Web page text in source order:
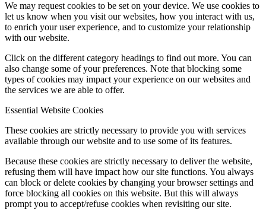
We may request cookies to be set on your device. We use cookies to
let us know when you visit our websites, how you interact with us,
to enrich your user experience, and to customize your relationship
with our website.
Click on the different category headings to find out more. You can
also change some of your preferences. Note that blocking some
types of cookies may impact your experience on our websites and
the services we are able to offer.
Essential Website Cookies
These cookies are strictly necessary to provide you with services
available through our website and to use some of its features.
Because these cookies are strictly necessary to deliver the website,
refusing them will have impact how our site functions. You always
can block or delete cookies by changing your browser settings and
force blocking all cookies on this website. But this will always
prompt you to accept/refuse cookies when revisiting our site.